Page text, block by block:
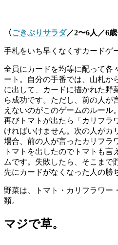
〈 ごきぶりサラダ／2〜6人／6歳
手札をいち早くなくすカードゲ
全員にカードを均等に配って各
ート。自分の手番では、山札か
に出して、カードに描かれた野
ら成功です。ただし、前の人が
えないのがこのゲームのルール
再びトマトが出たら「カリフラ
ければいけません。次の人がカ
場合、前の人が言ったカリフラ
トマトを出したのでトマトも
ムです。失敗したら、そこまで
先にカードがなくなった人の勝
野菜は、
トマト・カリフラワー
類。
マジで草。